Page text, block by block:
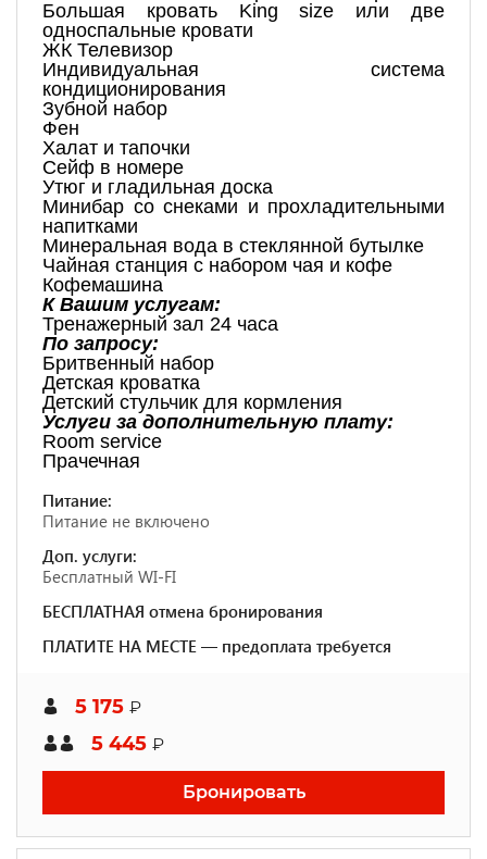
Большая кровать King size или две
односпальные кровати
ЖК Телевизор
Индивидуальная система
кондиционирования
Зубной набор
Фен
Халат и тапочки
Сейф в номере
Утюг и гладильная доска
Минибар со снеками и прохладительными
напитками
Минеральная вода в стеклянной бутылке
Чайная станция с набором чая и кофе
Кофемашина
К Вашим услугам:
Тренажерный зал 24 часа
По запросу:
Бритвенный набор
Детская кроватка
Детский стульчик для кормления
Услуги за дополнительную плату:
Room service
Прачечная
Питание:
Питание не включено
Доп. услуги:
Бесплатный WI-FI
БЕСПЛАТНАЯ отмена бронирования
ПЛАТИТЕ НА МЕСТЕ — предоплата требуется
5 175 ₽
5 445 ₽
Бронировать